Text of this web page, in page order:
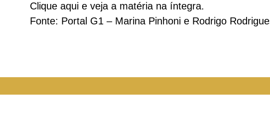
Clique aqui e veja a matéria na íntegra.
Fonte: Portal G1 – Marina Pinhoni e Rodrigo